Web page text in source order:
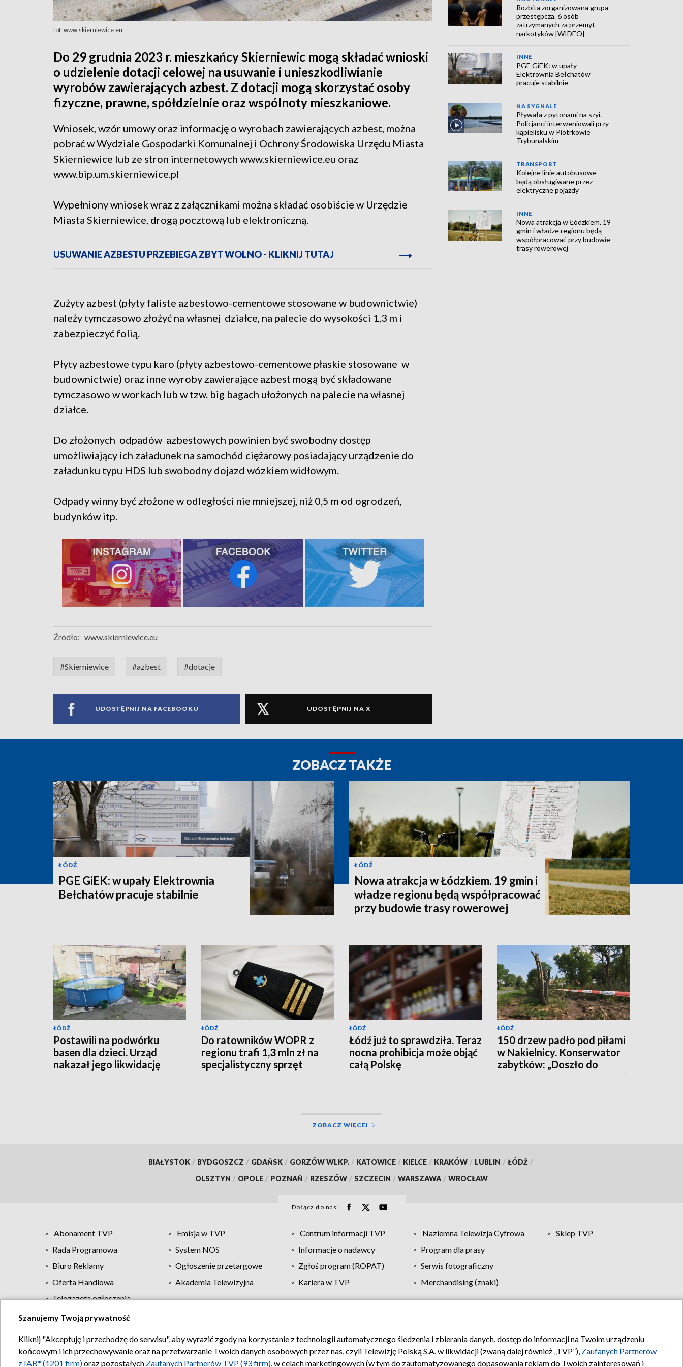
fot. www.skierniewice.eu
Do 29 grudnia 2023 r. mieszkańcy Skierniewic mogą składać wnioski
o udzielenie dotacji celowej na usuwanie i unieszkodliwianie
wyrobów zawierających azbest. Z dotacji mogą skorzystać osoby
fizyczne, prawne, spółdzielnie oraz wspólnoty mieszkaniowe.
Wniosek, wzór umowy oraz informację o wyrobach zawierających azbest, można
pobrać w Wydziale Gospodarki Komunalnej i Ochrony Środowiska Urzędu Miasta
Skierniewice lub ze stron internetowych www.skierniewice.eu oraz
www.bip.um.skierniewice.pl
Wypełniony wniosek wraz z załącznikami można składać osobiście w Urzędzie
Miasta Skierniewice, drogą pocztową lub elektroniczną.
USUWANIE AZBESTU PRZEBIEGA ZBYT WOLNO - KLIKNIJ TUTAJ
Zużyty azbest (płyty faliste azbestowo-cementowe stosowane w budownictwie)
należy tymczasowo złożyć na własnej działce, na palecie do wysokości 1,3 m i
zabezpieczyć folią.
Płyty azbestowe typu karo (płyty azbestowo-cementowe płaskie stosowane w
budownictwie) oraz inne wyroby zawierające azbest mogą być składowane
tymczasowo w workach lub w tzw. big bagach ułożonych na palecie na własnej
działce.
Do złożonych odpadów azbestowych powinien być swobodny dostęp
umożliwiający ich załadunek na samochód ciężarowy posiadający urządzenie do
załadunku typu HDS lub swobodny dojazd wózkiem widłowym.
Odpady winny być złożone w odległości nie mniejszej, niż 0,5 m od ogrodzeń,
budynków itp.
Źródło: www.skierniewice.eu
#Skierniewice #azbest #dotacje
UDOSTĘPNIJ NA FACEBOOKU UDOSTĘPNIJ NA X
Rozbita zorganizowana grupa
przestępcza. 6 osób
zatrzymanych za przemyt
narkotyków [WIDEO]
INNE
PGE GiEK: w upały
Elektrownia Bełchatów
pracuje stabilnie
NA SYGNALE
Pływała z pytonami na szyi.
Policjanci interweniowali przy
kąpielisku w Piotrkowie
Trybunalskim
TRANSPORT
Kolejne linie autobusowe
będą obsługiwane przez
elektryczne pojazdy
INNE
Nowa atrakcja w Łódzkiem. 19
gmin i władze regionu będą
współpracować przy budowie
trasy rowerowej
ZOBACZ TAKŻE
ŁÓDŹ
PGE GiEK: w upały Elektrownia
Bełchatów pracuje stabilnie
ŁÓDŹ
Nowa atrakcja w Łódzkiem. 19 gmin i
władze regionu będą współpracować
przy budowie trasy rowerowej
ŁÓDŹ
Postawili na podwórku
basen dla dzieci. Urząd
nakazał jego likwidację
ŁÓDŹ
Do ratowników WOPR z
regionu trafi 1,3 mln zł na
specjalistyczny sprzęt
ŁÓDŹ
Łódź już to sprawdziła. Teraz
nocna prohibicja może objąć
całą Polskę
ŁÓDŹ
150 drzew padło pod piłami
w Nakielnicy. Konserwator
zabytków: „Doszło do
ZOBACZ WIĘCEJ
BIAŁYSTOK / BYDGOSZCZ / GDAŃSK / GORZÓW WLKP. / KATOWICE / KIELCE / KRAKÓW / LUBLIN / ŁÓDŹ /
OLSZTYN / OPOLE / POZNAŃ / RZESZÓW / SZCZECIN / WARSZAWA / WROCŁAW
Dołącz do nas:
Abonament TVP Emisja w TVP Centrum informacji TVP Naziemna Telewizja Cyfrowa
Sklep TVP
Rada Programowa
System NOS Informacje o nadawcy
Program dla prasy
Biuro Reklamy
Ogłoszenie przetargowe Zgłoś program (ROPAT)
Serwis fotograficzny
Oferta Handlowa
Akademia Telewizyjna Kariera w TVP
Merchandising (znaki)
Telegazeta ogłoszenia
Regulamin TVP Polityka prywatności Moje zgody Pomoc Biuro reklamy Kontakt
Szanujemy Twoją prywatność
Kliknij "Akceptuję i przechodzę do serwisu", aby wyrazić zgody na korzystanie z technologii automatycznego śledzenia i zbierania danych, dostęp do informacji na Twoim urządzeniu
końcowym i ich przechowywanie oraz na przetwarzanie Twoich danych osobowych przez nas, czyli Telewizję Polską S.A. w likwidacji (zwaną dalej również „TVP”), Zaufanych Partnerów
z IAB* (1201 firm)oraz pozostałych Zaufanych Partnerów TVP (93 firm), w celach marketingowych (w tym do zautomatyzowanego dopasowania reklam do Twoich zainteresowań i